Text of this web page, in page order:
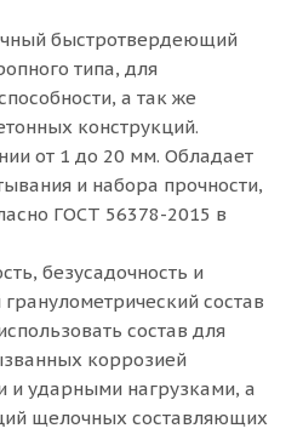
быстротвердеющий
типа, для
а так же
конструкций.
от 1 до 20 мм. Обладает
и набора прочности,
ГОСТ 56378-2015 в
безусадочность и
состав
состав для
коррозией
и ударными нагрузками, а
щелочных составляющих